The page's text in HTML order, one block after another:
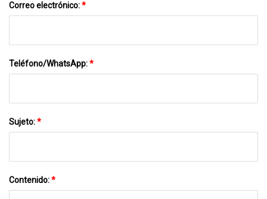
Correo electrónico:*
Teléfono/WhatsApp:*
Sujeto:*
Contenido:*